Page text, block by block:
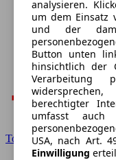
Toyota
analysieren.
um dem Einsatz
und der
Button unten
hinsichtlich der
Verarbeitung
berechtigter
umfasst auch
USA, nach Art.
Einwilligung